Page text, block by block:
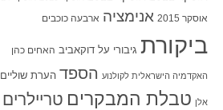
אוסקר 2015 אנימציה ארבעה כוכבים
ביקורת גיבורי על דוקאביב האחים כהן
האקדמיה הישראלית לקולנוע הספד הערת שוליים
אלן טבלת המבקרים טריילרים